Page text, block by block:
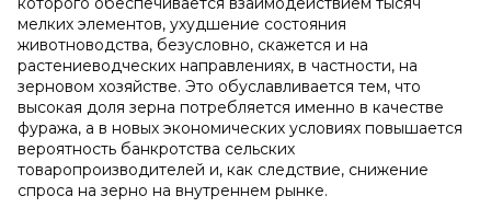
мелких элементов, ухудшение состояния
животноводства, безусловно, скажется и на
растениеводческих направлениях, в частности, на
зерновом хозяйстве. Это обуславливается тем, что
высокая доля зерна потребляется именно в качестве
фуража, а в новых экономических условиях повышается
вероятность банкротства сельских
товаропроизводителей и, как следствие, снижение
спроса на зерно на внутреннем рынке.